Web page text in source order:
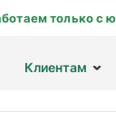
только с
Клиентам